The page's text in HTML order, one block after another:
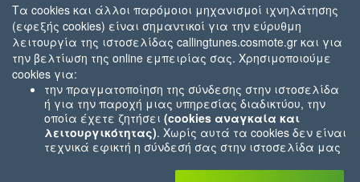
Τα cookies και άλλοι παρόμοιοι μηχανισμοί ιχνηλάτησης
(εφεξής cookies) είναι σημαντικοί για την εύρυθμη
λειτουργία της ιστοσελίδας callingtunes.cosmote.gr και για
την βελτίωση της online εμπειρίας σας. Χρησιμοποιούμε
cookies για:
την πραγματοποίηση της σύνδεσης στην ιστοσελίδα
ή για την παροχή μιας υπηρεσίας διαδικτύου, την
οποία έχετε ζητήσει (cookies αναγκαία και
λειτουργικότητας). Χωρίς αυτά τα cookies δεν είναι
τεχνικά εφικτή η σύνδεσή σας στην ιστοσελίδα μας
που εσείς μας ζητήσατε (π.χ.cookies που αφορούν